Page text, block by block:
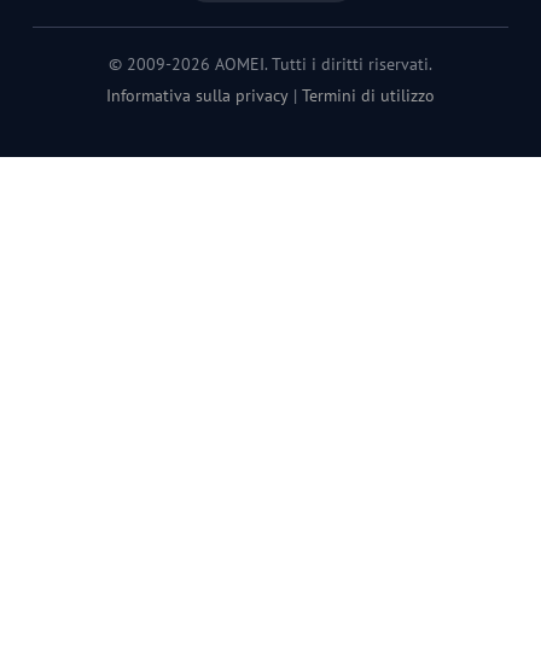
© 2009-2026 AOMEI. Tutti i diritti riservati.
Informativa sulla privacy | Termini di utilizzo